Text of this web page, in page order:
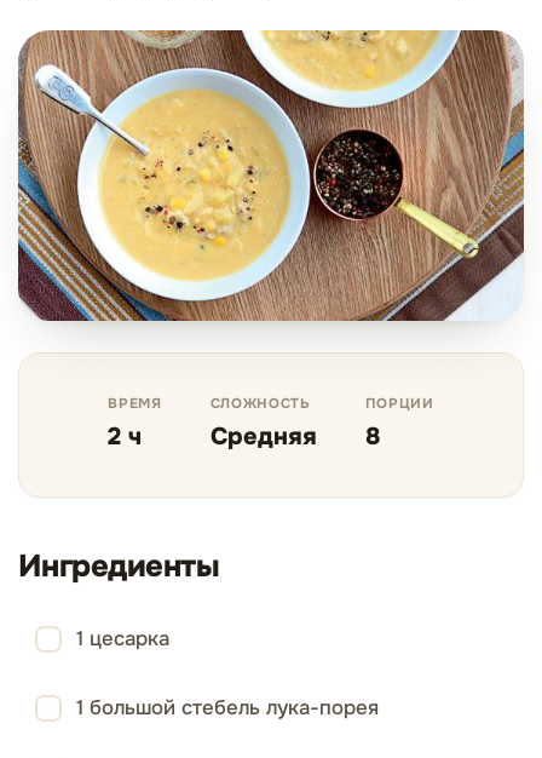
ВРЕМЯ
2 ч
СЛОЖНОСТЬ
Средняя
ПОРЦИИ
8
Ингредиенты
1 цесарка
1 большой стебель лука-порея